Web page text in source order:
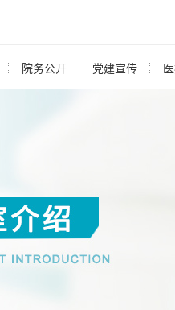
院务公开 党建宣传